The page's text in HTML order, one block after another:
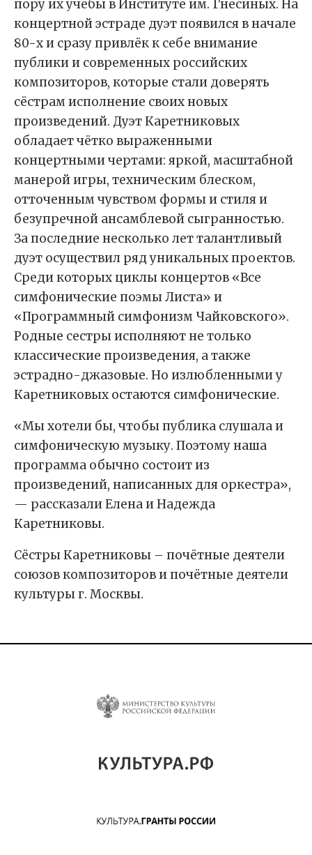
пору их учёбы в Институте им. Гнесиных. На
концертной эстраде дуэт появился в начале
80-х и сразу привлёк к себе внимание
публики и современных российских
композиторов, которые стали доверять
сёстрам исполнение своих новых
произведений. Дуэт Каретниковых
обладает чётко выраженными
концертными чертами: яркой, масштабной
манерой игры, техническим блеском,
отточенным чувством формы и стиля и
безупречной ансамблевой сыгранностью.
За последние несколько лет талантливый
дуэт осуществил ряд уникальных проектов.
Среди которых циклы концертов «Все
симфонические поэмы Листа» и
«Программный симфонизм Чайковского».
Родные сестры исполняют не только
классические произведения, а также
эстрадно-джазовые. Но излюбленными у
Каретниковых остаются симфонические.
«Мы хотели бы, чтобы публика слушала и
симфоническую музыку. Поэтому наша
программа обычно состоит из
произведений, написанных для оркестра»,
— рассказали Елена и Надежда
Каретниковы.
Сёстры Каретниковы – почётные деятели
союзов композиторов и почётные деятели
культуры г. Москвы.